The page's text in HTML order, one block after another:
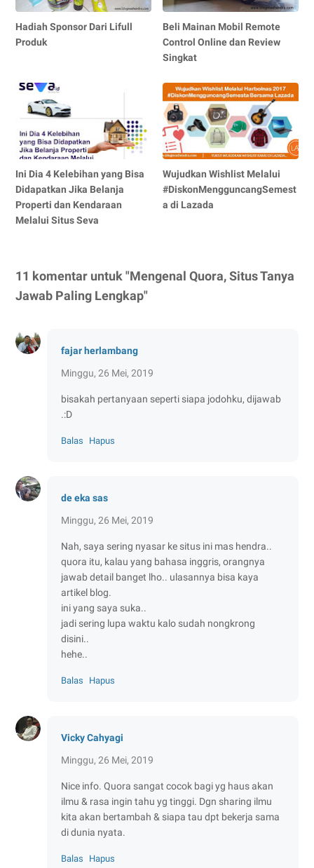
Hadiah Sponsor Dari Lifull
Produk
Beli Mainan Mobil Remote
Control Online dan Review
Singkat
Ini Dia 4 Kelebihan yang Bisa
Didapatkan Jika Belanja
Properti dan Kendaraan
Melalui Situs Seva
Wujudkan Wishlist Melalui
#DiskonMengguncangSemest
a di Lazada
11 komentar untuk "Mengenal Quora, Situs Tanya
Jawab Paling Lengkap"
fajar herlambang
Minggu, 26 Mei, 2019
bisakah pertanyaan seperti siapa jodohku, dijawab
.:D
Balas Hapus
de eka sas
Minggu, 26 Mei, 2019
Nah, saya sering nyasar ke situs ini mas hendra..
quora itu, kalau yang bahasa inggris, orangnya
jawab detail banget lho.. ulasannya bisa kaya
artikel blog.
ini yang saya suka..
jadi sering lupa waktu kalo sudah nongkrong
disini..
hehe..
Balas Hapus
Vicky Cahyagi
Minggu, 26 Mei, 2019
Nice info. Quora sangat cocok bagi yg haus akan
ilmu & rasa ingin tahu yg tinggi. Dgn sharing ilmu
kita akan bertambah & siapa tau dpt bekerja sama
di dunia nyata.
Balas Hapus